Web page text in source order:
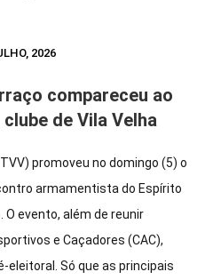
2026
compareceu ao
de Vila Velha
promoveu no domingo (5) o
armamentista do Espírito
O evento, além de reunir
e Caçadores (CAC),
eleitoral. Só que as principais